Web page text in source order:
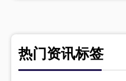
热门资讯标签